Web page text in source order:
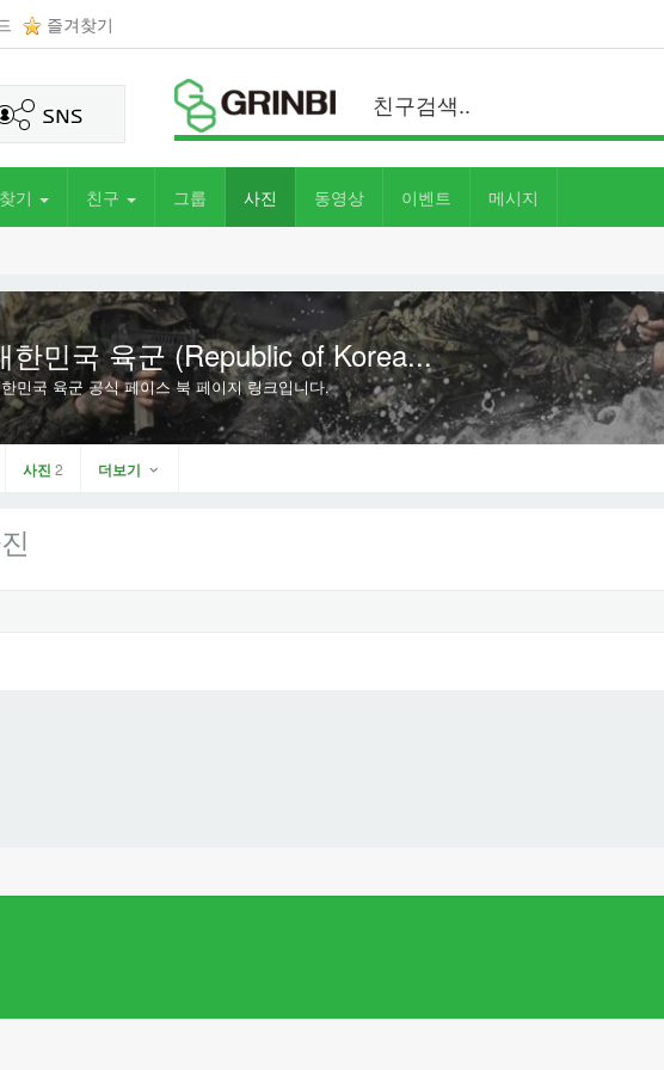
즐겨찾기
기 친구 그룹 사진 동영상 이벤트 메시지
한민국 육군 (Republic of Korea...
민국 육군 공식 페이스 북 페이지 링크입니다.
사진 2 더보기